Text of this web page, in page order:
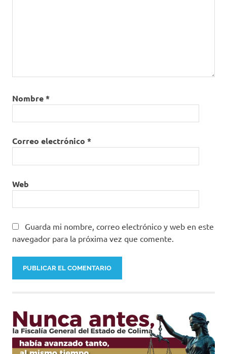
Nombre*
Correo electrónico *
Web
Guarda mi nombre, correo electrónico y web en este
navegador para la próxima vez que comente.